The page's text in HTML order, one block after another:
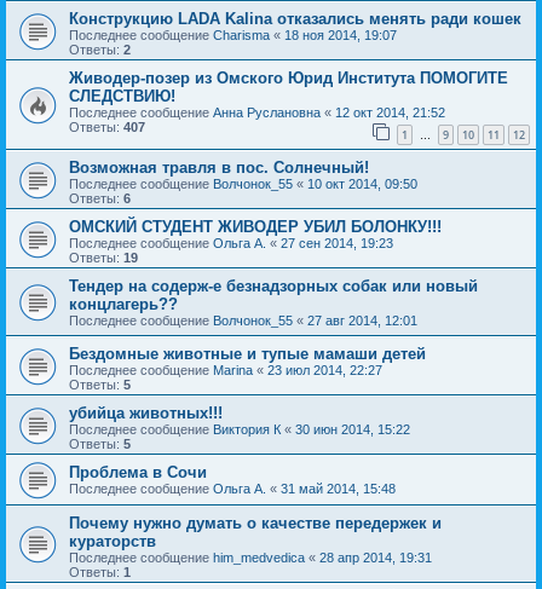
Конструкцию LADA Kalina отказались менять ради кошек
Последнее сообщение Charisma « 18 ноя 2014, 19:07
Ответы: 2
Живодер-позер из Омского Юрид Института ПОМОГИТЕ
СЛЕДСТВИЮ!
Последнее сообщение Анна Руслановна « 12 окт 2014, 21:52
Ответы: 407 1 … 9 10 11 12
Возможная травля в пос. Солнечный!
Последнее сообщение Волчонок_55 « 10 окт 2014, 09:50
Ответы: 6
ОМСКИЙ СТУДЕНТ ЖИВОДЕР УБИЛ БОЛОНКУ!!!
Последнее сообщение Ольга А. « 27 сен 2014, 19:23
Ответы: 19
Тендер на содерж-е безнадзорных собак или новый
концлагерь??
Последнее сообщение Волчонок_55 « 27 авг 2014, 12:01
Бездомные животные и тупые мамаши детей
Последнее сообщение Marina « 23 июл 2014, 22:27
Ответы: 5
убийца животных!!!
Последнее сообщение Виктория К « 30 июн 2014, 15:22
Ответы: 5
Проблема в Сочи
Последнее сообщение Ольга А. « 31 май 2014, 15:48
Почему нужно думать о качестве передержек и
кураторств
Последнее сообщение him_medvedica « 28 апр 2014, 19:31
Ответы: 1